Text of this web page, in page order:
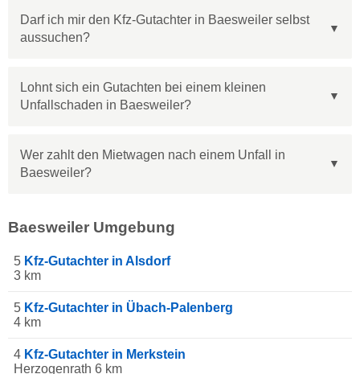
Darf ich mir den Kfz-Gutachter in Baesweiler selbst
aussuchen?
Lohnt sich ein Gutachten bei einem kleinen
Unfallschaden in Baesweiler?
Wer zahlt den Mietwagen nach einem Unfall in
Baesweiler?
Baesweiler Umgebung
5 Kfz-Gutachter in Alsdorf
3 km
5 Kfz-Gutachter in Übach-Palenberg
4 km
4 Kfz-Gutachter in Merkstein
Herzogenrath 6 km